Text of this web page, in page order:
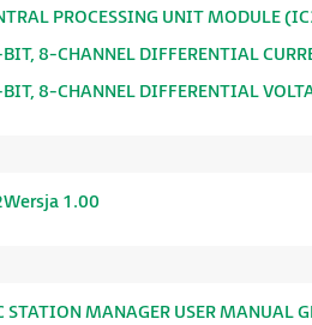
PROCESSING UNIT MODULE
8-CHANNEL DIFFERENTIAL
8-CHANNEL DIFFERENTIAL
1.00
MANAGER USER MANUAL